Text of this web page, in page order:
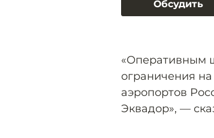
Обсудить
«Оперативным
ограничения
аэропортов
Эквадор», —